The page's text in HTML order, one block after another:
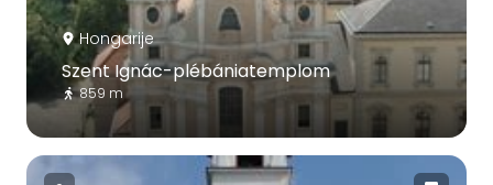
Hongarije
Szent Ignác-plébániatemplom
859 m